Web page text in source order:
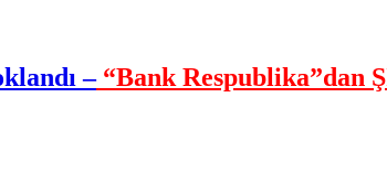
–“Bank Respublika”dan